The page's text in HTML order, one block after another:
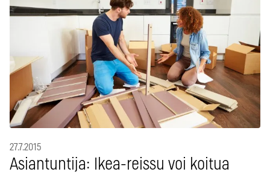
27.7.2015
Asiantuntija: Ikea-reissu voi koitua